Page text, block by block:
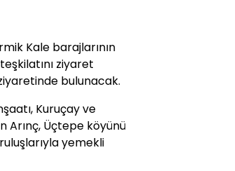
Kale barajlarının
ziyaret
bulunacak.
Kuruçay ve
Arınç, Üçtepe köyünü
yemekli